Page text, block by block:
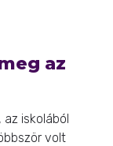
az
az iskolából
volt